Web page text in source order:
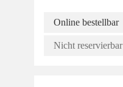
Online bestellbar
Nicht reservierbar